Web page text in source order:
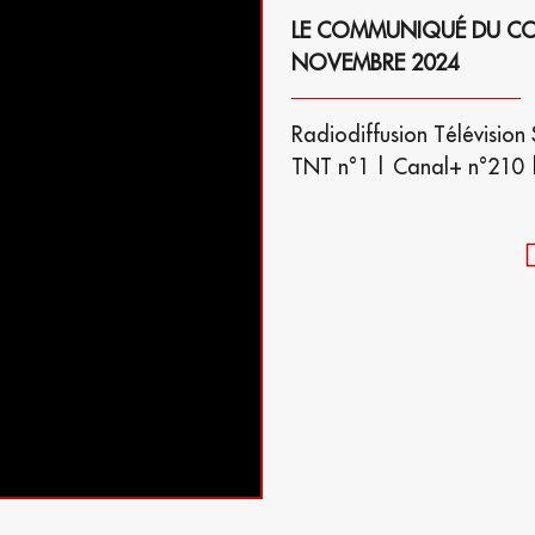
LE COMMUNIQUÉ DU
NOVEMBRE 2024
Radiodiffusion
TNT n°1 | Canal+